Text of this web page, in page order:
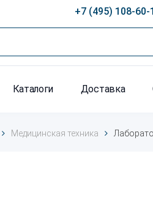
+7 (495) 108-60-
Каталоги Доставка
Медицинская техника